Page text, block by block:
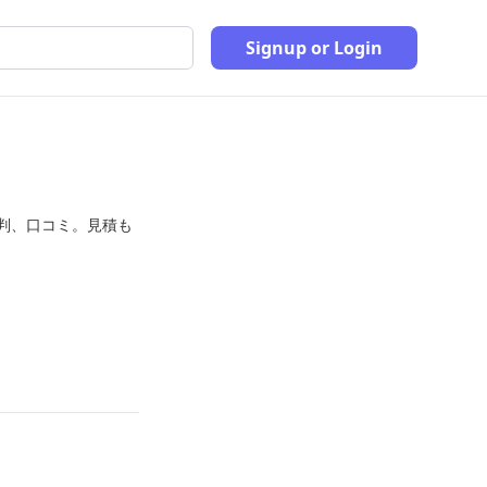
Signup or Login
、口コミ。見積も